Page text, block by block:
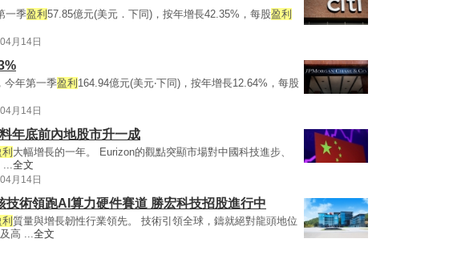
一季盈利 57.85億元(美元．下同)，按年增長42.35%，每股盈利
月14日
今年第一季盈利 164.94億元(美元‧下同)，按年增長12.64%，每股
月14日
年底前內地股市升一成
大幅增長的一年。 Eurizon的觀點突顯市場對中國科技進步、
...全文
月14日
技術領跑AI算力硬件賽道 勝宏科技招股進行中
質量與增長韌性行業領先。 技術引領全球，鑄就絕對龍頭地位
高 ...全文